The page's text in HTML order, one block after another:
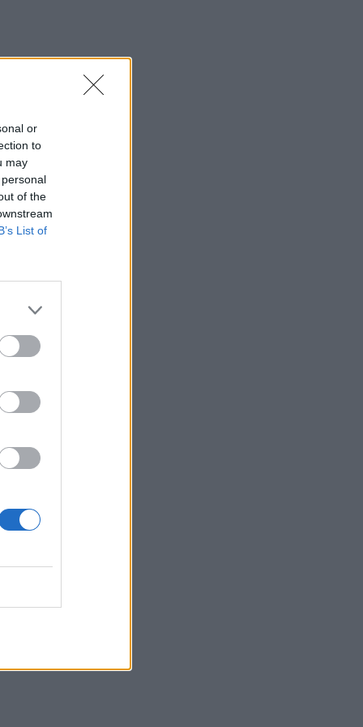
or
to
may
of the
List of
ar